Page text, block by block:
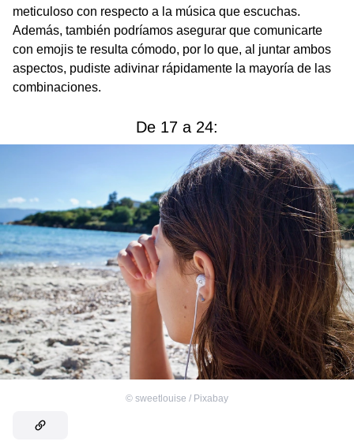
meticuloso con respecto a la música que escuchas.
Además, también podríamos asegurar que comunicarte
con emojis te resulta cómodo, por lo que, al juntar ambos
aspectos, pudiste adivinar rápidamente la mayoría de las
combinaciones.
De 17 a 24:
© sweetlouise / Pixabay